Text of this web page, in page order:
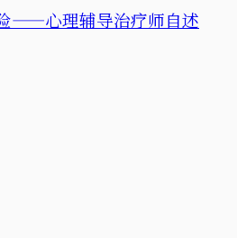
——心理辅导治疗师自述